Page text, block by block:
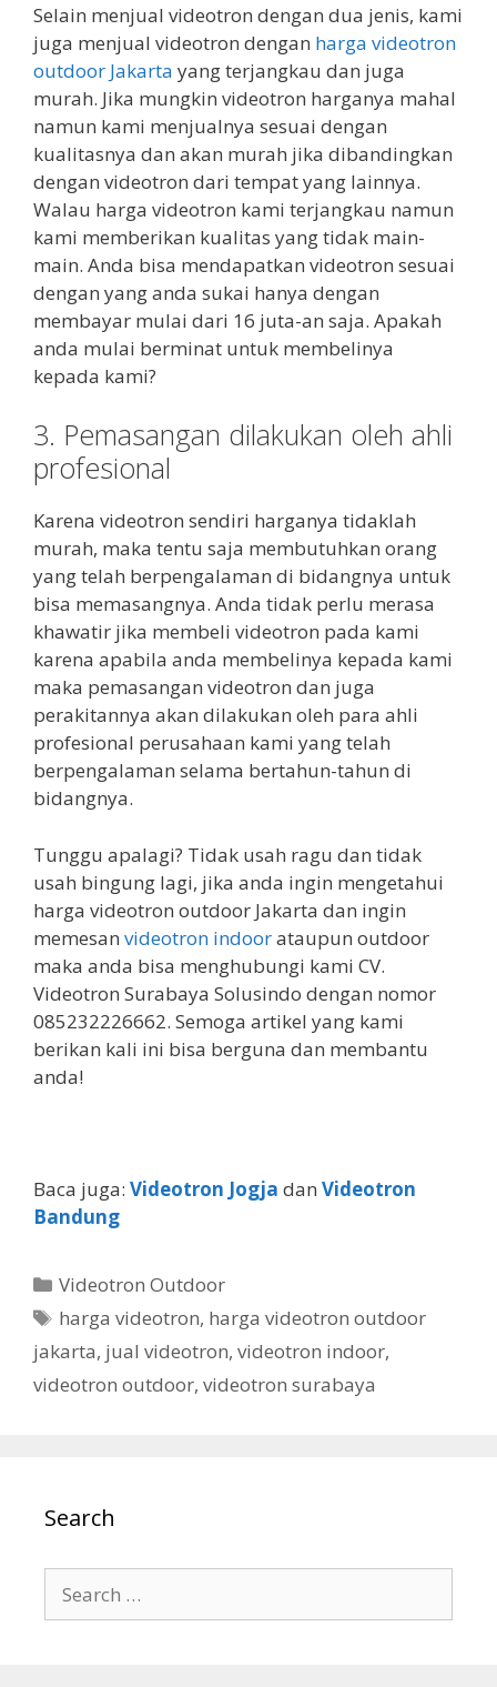
Selain menjual videotron dengan dua jenis, kami
juga menjual videotron dengan harga videotron
outdoor Jakarta yang terjangkau dan juga
murah. Jika mungkin videotron harganya mahal
namun kami menjualnya sesuai dengan
kualitasnya dan akan murah jika dibandingkan
dengan videotron dari tempat yang lainnya.
Walau harga videotron kami terjangkau namun
kami memberikan kualitas yang tidak main-
main. Anda bisa mendapatkan videotron sesuai
dengan yang anda sukai hanya dengan
membayar mulai dari 16 juta-an saja. Apakah
anda mulai berminat untuk membelinya
kepada kami?
3. Pemasangan dilakukan oleh ahli
profesional
Karena videotron sendiri harganya tidaklah
murah, maka tentu saja membutuhkan orang
yang telah berpengalaman di bidangnya untuk
bisa memasangnya. Anda tidak perlu merasa
khawatir jika membeli videotron pada kami
karena apabila anda membelinya kepada kami
maka pemasangan videotron dan juga
perakitannya akan dilakukan oleh para ahli
profesional perusahaan kami yang telah
berpengalaman selama bertahun-tahun di
bidangnya.
Tunggu apalagi? Tidak usah ragu dan tidak
usah bingung lagi, jika anda ingin mengetahui
harga videotron outdoor Jakarta dan ingin
memesan videotron indoorataupun outdoor
maka anda bisa menghubungi kami CV.
Videotron Surabaya Solusindo dengan nomor
085232226662. Semoga artikel yang kami
berikan kali ini bisa berguna dan membantu
anda!
Baca juga: Videotron Jogja dan Videotron
Bandung
Videotron Outdoor
harga videotron, harga videotron outdoor
jakarta, jual videotron, videotron indoor,
videotron outdoor, videotron surabaya
Search